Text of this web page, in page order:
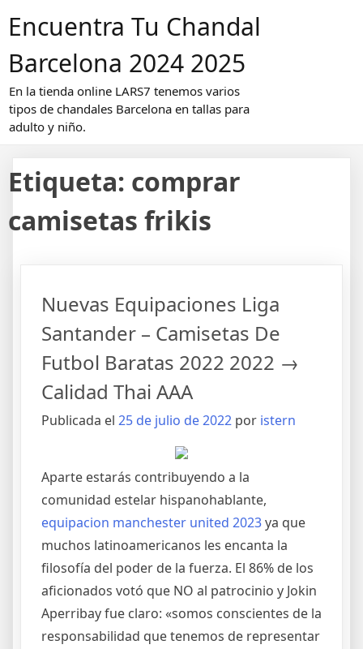
Encuentra Tu Chandal
Barcelona 2024 2025
En la tienda online LARS7 tenemos varios
tipos de chandales Barcelona en tallas para
adulto y niño.
Etiqueta: comprar
camisetas frikis
Nuevas Equipaciones Liga
Santander – Camisetas De
Futbol Baratas 2022 2022 →
Calidad Thai AAA
Publicada el 25 de julio de 2022 por istern
Aparte estarás contribuyendo a la
comunidad estelar hispanohablante,
equipacion manchester united 2023ya que
muchos latinoamericanos les encanta la
filosofía del poder de la fuerza. El 86% de los
aficionados votó que NO al patrocinio y Jokin
Aperribay fue claro: «somos conscientes de la
responsabilidad que tenemos de representar